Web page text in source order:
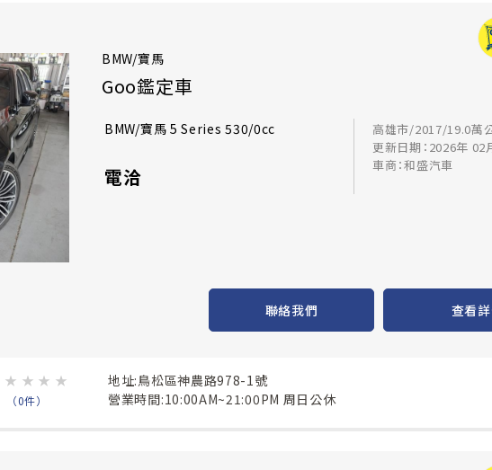
BMW/寶馬
Goo鑑定車
BMW/寶馬 5 Series 530/0cc
電洽
高雄市/2017/19.0萬
更新日期：2026年 02
車商：和盛汽車
聯絡我們 查看
★ ★ ★ ★
（0件）
地址:鳥松區神農路978-1號
營業時間:10:00AM~21:00PM 周日公休